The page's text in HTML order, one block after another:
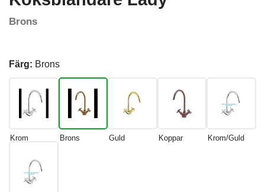
Brons
Färg: Brons
Krom Brons Guld Koppar Krom/Guld